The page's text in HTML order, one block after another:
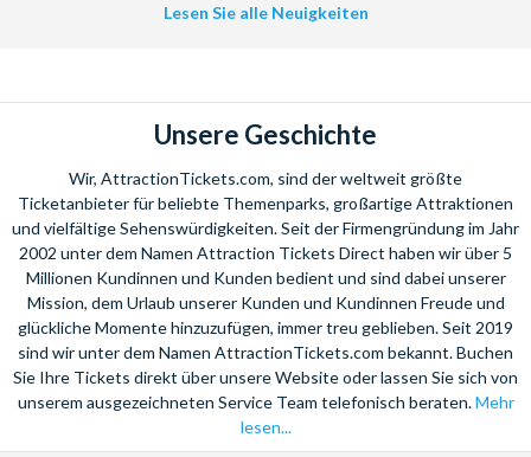
Lesen Sie alle Neuigkeiten
Unsere Geschichte
Wir, AttractionTickets.com, sind der weltweit größte
Ticketanbieter für beliebte Themenparks, großartige Attraktionen
und vielfältige Sehenswürdigkeiten. Seit der Firmengründung im Jahr
2002 unter dem Namen Attraction Tickets Direct haben wir über 5
Millionen Kundinnen und Kunden bedient und sind dabei unserer
Mission, dem Urlaub unserer Kunden und Kundinnen Freude und
glückliche Momente hinzuzufügen, immer treu geblieben. Seit 2019
sind wir unter dem Namen AttractionTickets.com bekannt. Buchen
Sie Ihre Tickets direkt über unsere Website oder lassen Sie sich von
unserem ausgezeichneten Service Team telefonisch beraten.Mehr
lesen...